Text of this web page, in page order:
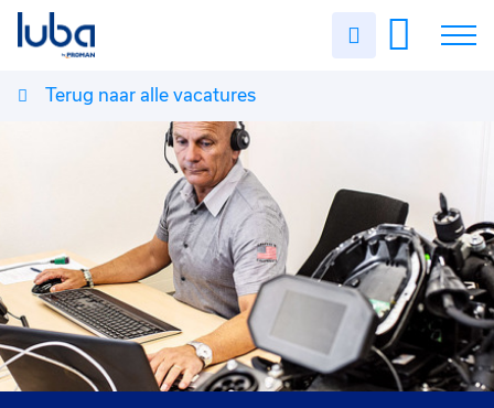
Uren
Vacatures
Voor werkgevers
Contact
Terug naar alle vacatures